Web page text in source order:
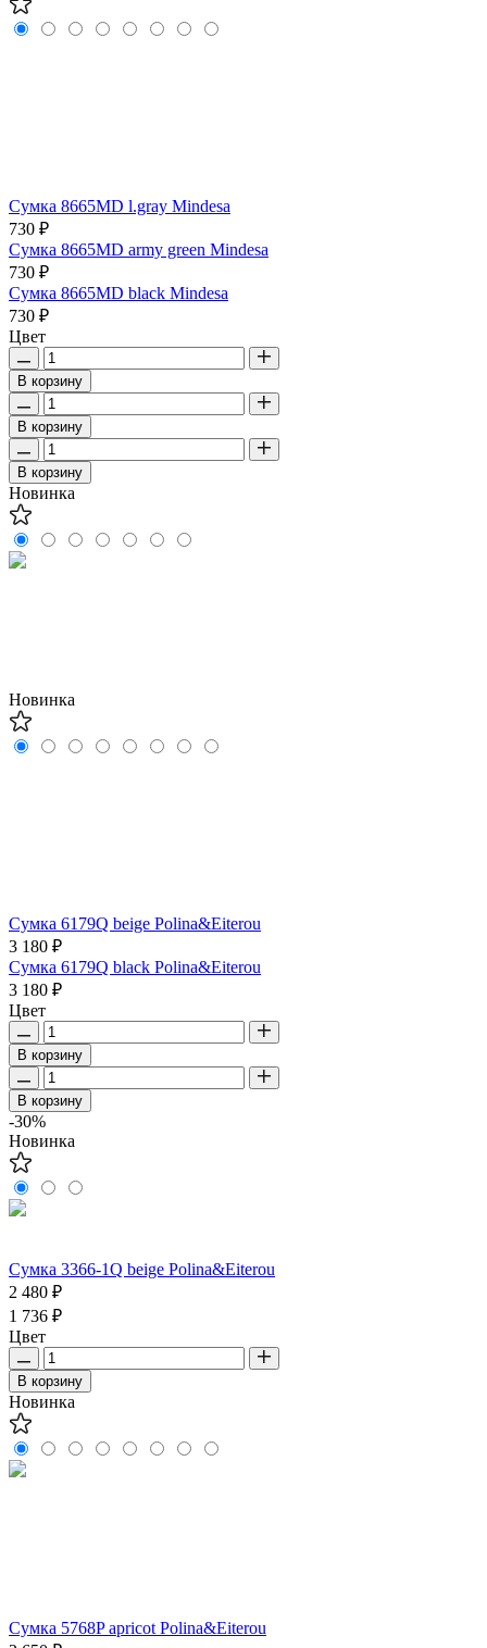
Сумка 8665MD l.gray Mindesa
730 ₽
Сумка 8665MD army green Mindesa
730 ₽
Сумка 8665MD black Mindesa
730 ₽
Цвет
В корзину
В корзину
В корзину
Новинка
Новинка
Сумка 6179Q beige Polina&Eiterou
3 180 ₽
Сумка 6179Q black Polina&Eiterou
3 180 ₽
Цвет
В корзину
В корзину
-30%
Новинка
Сумка 3366-1Q beige Polina&Eiterou
2 480 ₽
1 736 ₽
Цвет
В корзину
Новинка
Сумка 5768P apricot Polina&Eiterou